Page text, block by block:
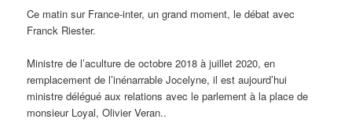
Ce matin sur France-inter, un grand moment, le débat avec
Franck Riester.
Ministre de l’aculture de octobre 2018 à juillet 2020, en
remplacement de l’inénarrable Jocelyne, il est aujourd’hui
ministre délégué aux relations avec le parlement à la place de
monsieur Loyal, Olivier Veran..